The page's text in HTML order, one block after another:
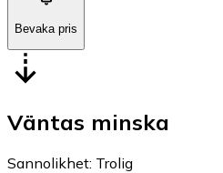
Bevaka pris
Väntas minska
Sannolikhet: Trolig